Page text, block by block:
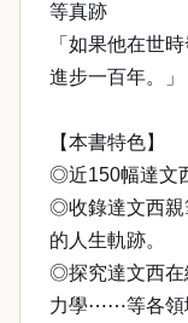
等真跡
「如果他在世
進步一百年。」
【本書特色】
◎近150幅達文
◎收錄達文西親
的人生軌跡。
◎探究達文西在
力學⋯⋯等各領